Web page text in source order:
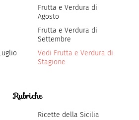
Frutta e Verdura di
Agosto
Frutta e Verdura di
Settembre
Vedi Frutta e Verdura di
Stagione
Rubriche
Ricette della Sicilia